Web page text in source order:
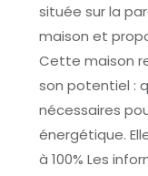
située sur la
maison et
Cette maison
son potentiel :
nécessaires
énergétique.
à 100% Les